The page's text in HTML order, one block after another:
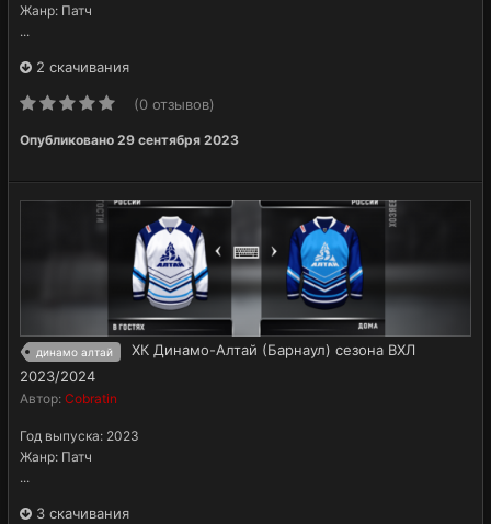
Жанр: Патч
...
2 скачивания
(0 отзывов)
Опубликовано 29 сентября 2023
динамо алтай
ХК Динамо-Алтай (Барнаул) сезона ВХЛ
2023/2024
Автор: Cobratin
Год выпуска: 2023
Жанр: Патч
...
3 скачивания